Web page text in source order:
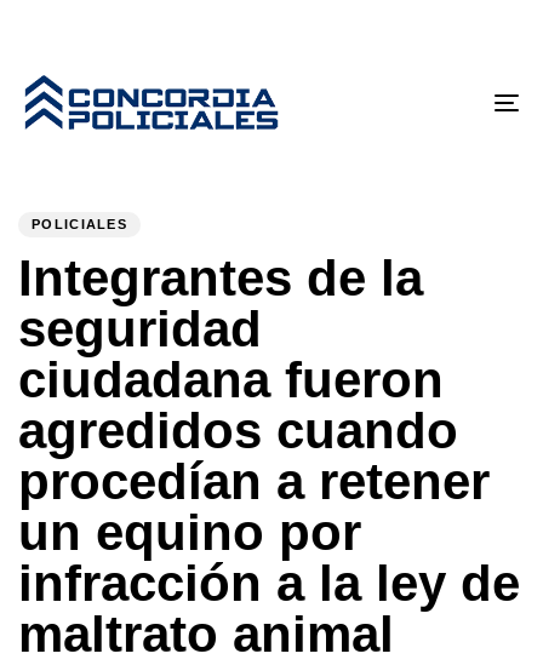
POLICIALES
Integrantes de la
seguridad
ciudadana fueron
agredidos cuando
procedían a retener
un equino por
infracción a la ley de
maltrato animal